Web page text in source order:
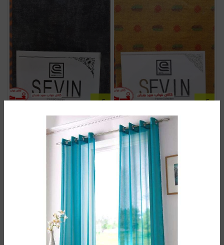
نیم ست ملحفه دو نفره سرخپوستی
4.450.000
تومان
نیم ست ملحفه دو نفره خاکستری
4.450.000